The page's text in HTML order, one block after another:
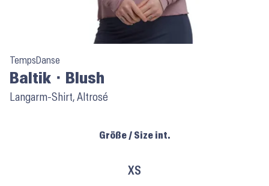
TempsDanse
Baltik ⬝ Blush
Langarm-Shirt, Altrosé
Größe / Size int.
XS